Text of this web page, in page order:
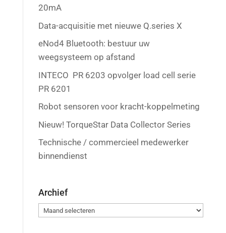
20mA
Data-acquisitie met nieuwe Q.series X
eNod4 Bluetooth: bestuur uw
weegsysteem op afstand
INTECO PR 6203 opvolger load cell serie
PR 6201
Robot sensoren voor kracht-koppelmeting
Nieuw! TorqueStar Data Collector Series
Technische / commercieel medewerker
binnendienst
Archief
Archief